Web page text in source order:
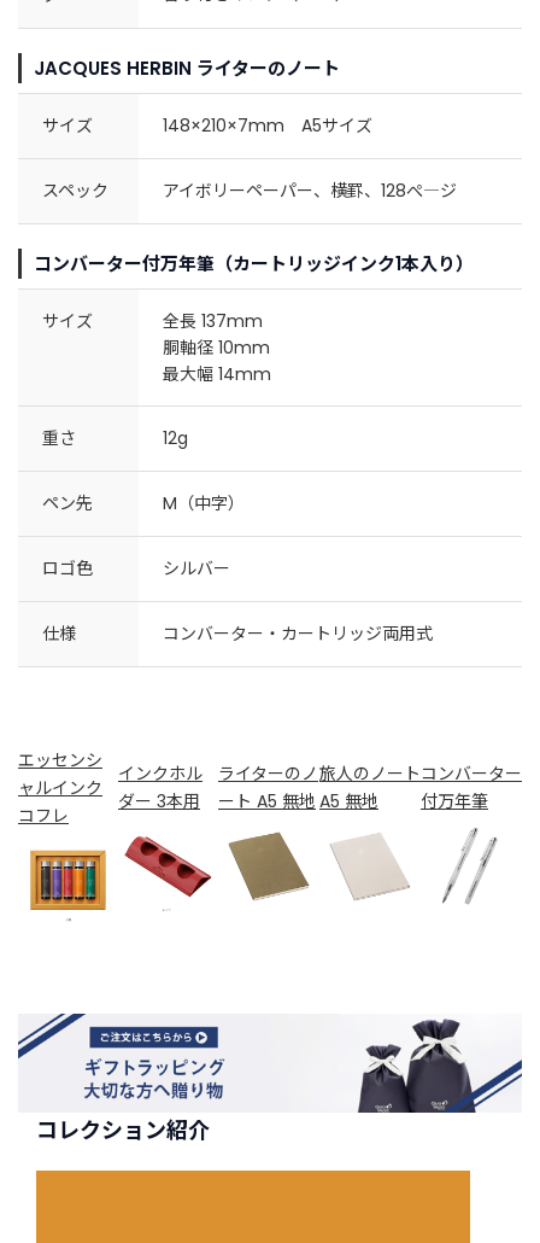
JACQUES HERBIN ライターのノート
サイズ 148×210×7mm A5サイズ
スペック アイボリーペーパー、横罫、128ぺ―ジ
コンバーター付万年筆（カートリッジインク1本入り）
サイズ
全長 137mm
胴軸径 10mm
最大幅 14mm
重さ 12g
ペン先 M（中字）
ロゴ色 シルバー
仕様 コンバーター・カートリッジ両用式
エッセンシ
ャルインク
コフレ
インクホル
ダー 3本用
ライターのノ
ート A5 無地
旅人のノート
A5 無地
コンバーター
付万年筆
コレクション紹介